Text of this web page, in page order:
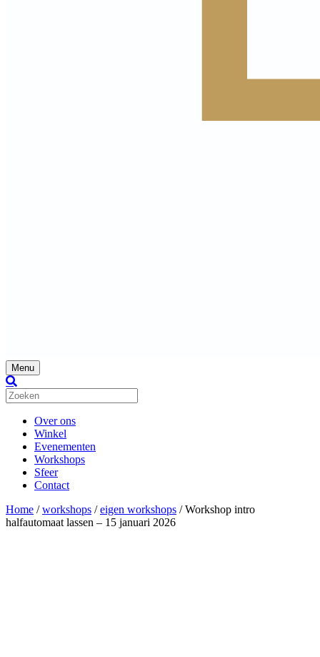
Menu
Over ons
Winkel
Evenementen
Workshops
Sfeer
Contact
Home /workshops /eigen workshops / Workshop intro
halfautomaat lassen – 15 januari 2026